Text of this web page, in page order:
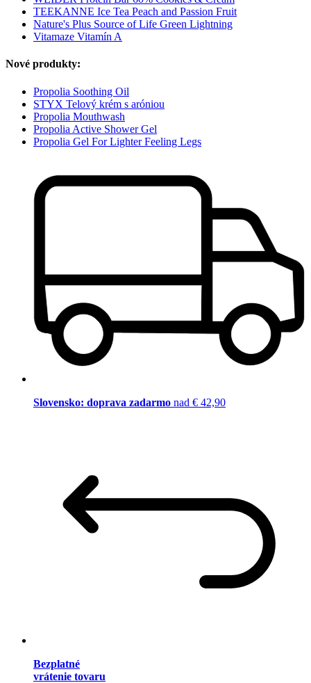
TEEKANNE Ice Tea Peach and Passion Fruit
Nature's Plus Source of Life Green Lightning
Vitamaze Vitamín A
Nové produkty:
Propolia Soothing Oil
STYX Telový krém s aróniou
Propolia Mouthwash
Propolia Active Shower Gel
Propolia Gel For Lighter Feeling Legs
Slovensko: doprava zadarmo nad € 42,90
Bezplatné
vrátenie tovaru